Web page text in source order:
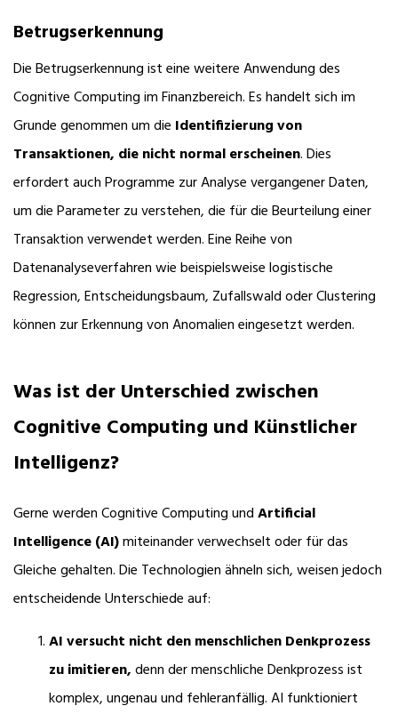
Betrugserkennung
Die Betrugserkennung ist eine weitere Anwendung des
Cognitive Computing im Finanzbereich. Es handelt sich im
Grunde genommen um die Identifizierung von
Transaktionen, die nicht normal erscheinen. Dies
erfordert auch Programme zur Analyse vergangener Daten,
um die Parameter zu verstehen, die für die Beurteilung einer
Transaktion verwendet werden. Eine Reihe von
Datenanalyseverfahren wie beispielsweise logistische
Regression, Entscheidungsbaum, Zufallswald oder Clustering
können zur Erkennung von Anomalien eingesetzt werden.
Was ist der Unterschied zwischen
Cognitive Computing und Künstlicher
Intelligenz?
Gerne werden Cognitive Computing undArtificial
Intelligence (AI)miteinander verwechselt oder für das
Gleiche gehalten. Die Technologien ähneln sich, weisen jedoch
entscheidende Unterschiede auf:
AI versucht nicht den menschlichen Denkprozess
zu imitieren,denn der menschliche Denkprozess ist
komplex, ungenau und fehleranfällig. AI funktioniert